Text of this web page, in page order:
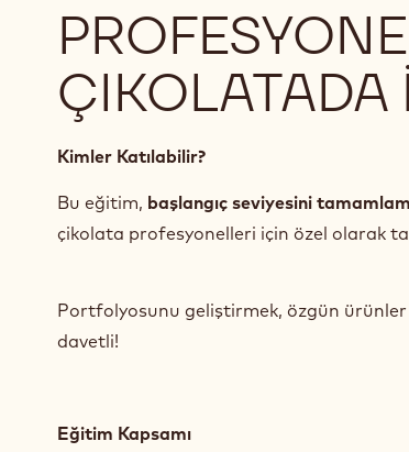
ÇIKOLATADA
Kimler Katılabilir?
Bu eğitim, başlangıç seviyesini
çikolata profesyonelleri için özel olarak
Portfolyosunu geliştirmek, özgün ürünler
davetli!
Eğitim Kapsamı